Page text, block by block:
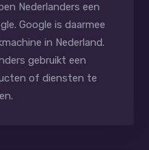
Nederlanders een
Google is daarmee
in Nederland.
gebruikt een
of diensten te